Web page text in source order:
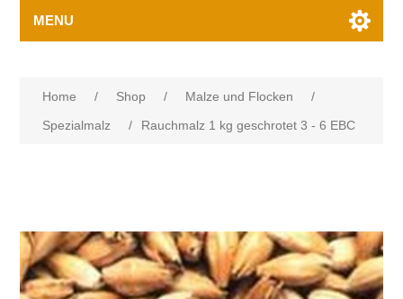
MENU
Home / Shop / Malze und Flocken
/
Spezialmalz
/ Rauchmalz 1 kg geschrotet 3 - 6 EBC